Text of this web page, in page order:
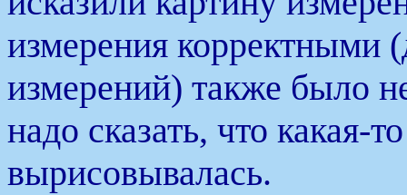
измерения корректными
измерений) также было
надо сказать, что какая-
вырисовывалась.